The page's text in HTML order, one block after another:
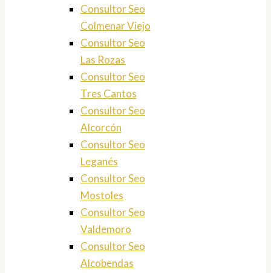
Consultor Seo
Colmenar Viejo
Consultor Seo
Las Rozas
Consultor Seo
Tres Cantos
Consultor Seo
Alcorcón
Consultor Seo
Leganés
Consultor Seo
Mostoles
Consultor Seo
Valdemoro
Consultor Seo
Alcobendas